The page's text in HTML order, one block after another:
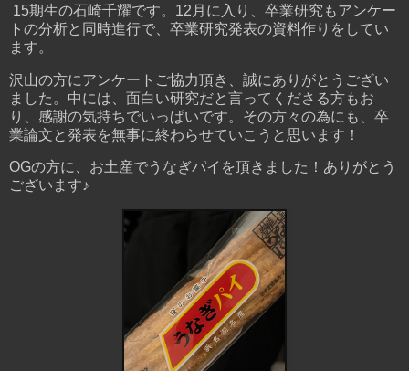
15期生の石崎千耀です。12月に入り、卒業研究もアンケー
トの分析と同時進行で、卒業研究発表の資料作りをしてい
ます。
沢山の方にアンケートご協力頂き、誠にありがとうござい
ました。中には、面白い研究だと言ってくださる方もお
り、感謝の気持ちでいっぱいです。その方々の為にも、卒
業論文と発表を無事に終わらせていこうと思います！
OGの方に、お土産でうなぎパイを頂きました！ありがとう
ございます♪